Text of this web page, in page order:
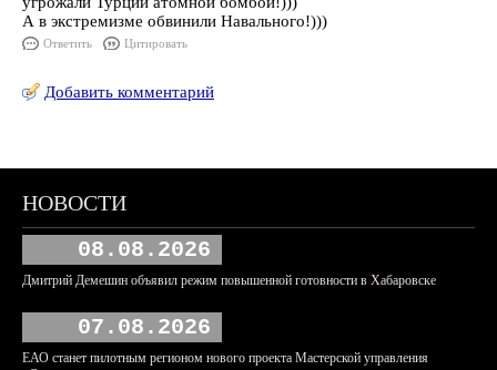
А в экстремизме обвинили Навального!)))
Ответить Цитировать
Добавить комментарий
НОВОСТИ
08.08.2026
Дмитрий Демешин объявил режим повышенной готовности в Хабаровске
07.08.2026
ЕАО станет пилотным регионом нового проекта Мастерской управления